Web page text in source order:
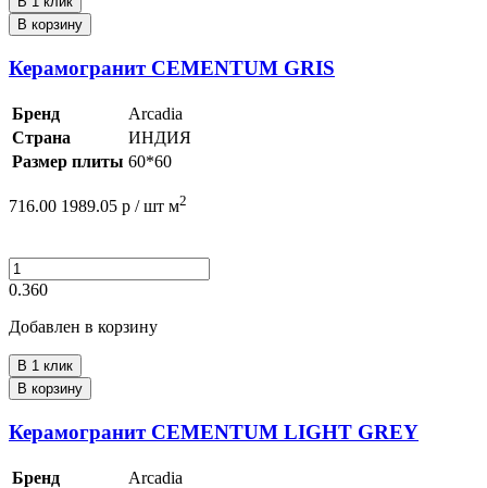
В корзину
Керамогранит CEMENTUM GRIS
Бренд
Arcadia
Страна
ИНДИЯ
Размер плиты 60*60
716.00 1989.05 р / шт м2
0.360
Добавлен в корзину
В 1 клик
В корзину
Керамогранит CEMENTUM LIGHT GREY
Бренд
Arcadia